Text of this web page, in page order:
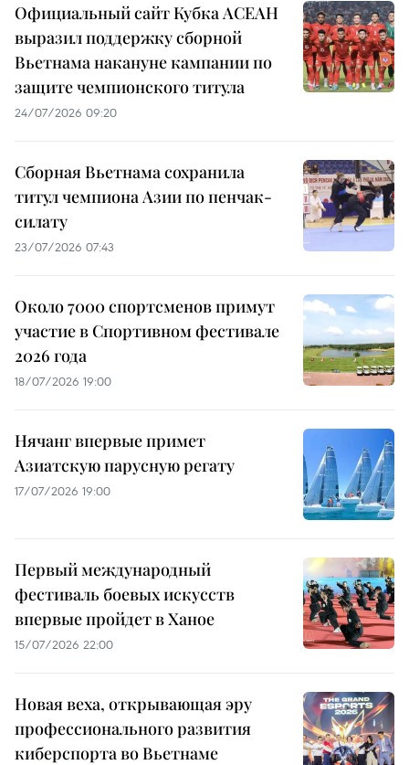
Официальный сайт Кубка АСЕАН
выразил поддержку сборной
Вьетнама накануне кампании по
защите чемпионского титула
24/07/2026 09:20
Сборная Вьетнама сохранила
титул чемпиона Азии по пенчак-
силату
23/07/2026 07:43
Около 7000 спортсменов примут
участие в Спортивном фестивале
2026 года
18/07/2026 19:00
Нячанг впервые примет
Азиатскую парусную регату
17/07/2026 19:00
Первый международный
фестиваль боевых искусств
впервые пройдет в Ханое
15/07/2026 22:00
Новая веха, открывающая эру
профессионального развития
киберспорта во Вьетнаме